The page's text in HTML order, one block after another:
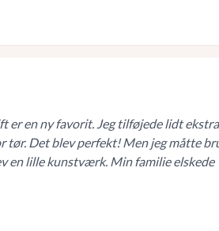
er en ny favorit. Jeg tilføjede lidt ekstra
tør. Det blev perfekt! Men jeg måtte
en lille kunstværk. Min familie elskede